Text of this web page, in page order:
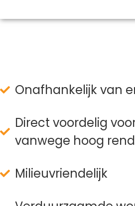
Onafhankelijk van
Direct voordelig
vanwege hoog
Milieuvriendelijk